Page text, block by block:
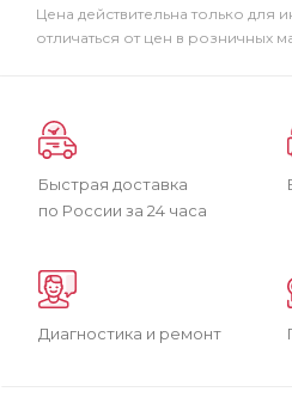
Цена действительна только для
отличаться от цен в розничных
Быстрая доставка
по России за 24 часа
Диагностика и ремонт